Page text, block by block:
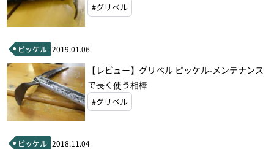
#グリベル
ピッケル 2019.01.06
【レビュー】グリベル ピッケル-メンテナンス
で長く使う相棒
#グリベル
ピッケル 2018.11.04